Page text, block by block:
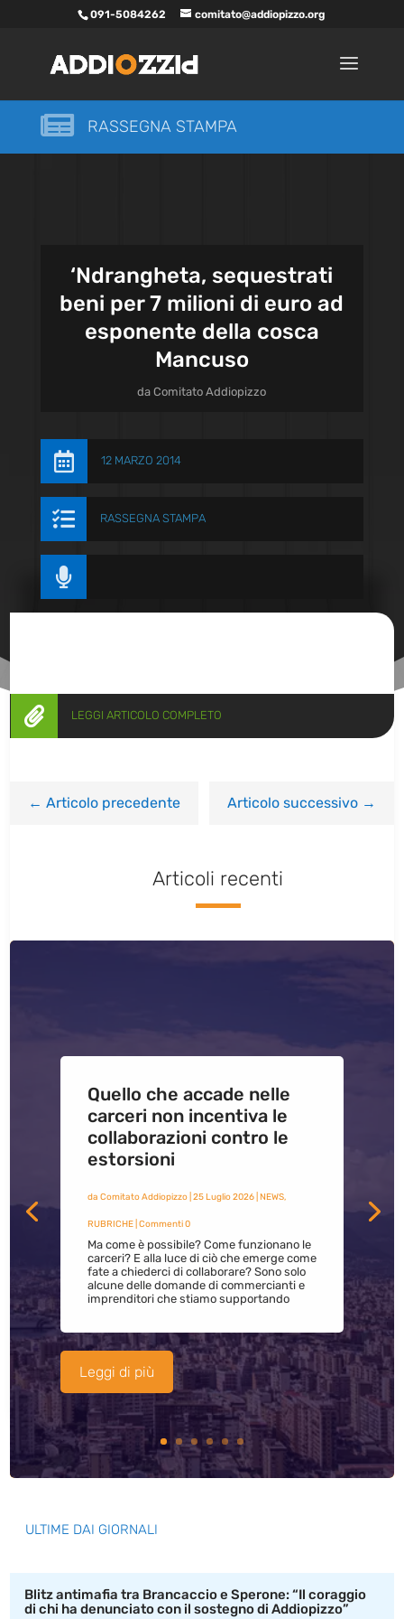
091-5084262 comitato@addiopizzo.org
 RASSEGNA STAMPA
‘Ndrangheta, sequestrati
beni per 7 milioni di euro ad
esponente della cosca
Mancuso
daComitato Addiopizzo
 12 MARZO 2014
 RASSEGNA STAMPA

 LEGGI ARTICOLO COMPLETO
←Articolo precedente Articolo successivo→
Articoli recenti
Quello che accade nelle
carceri non incentiva le
collaborazioni contro le
estorsioni
da Comitato Addiopizzo| 25 Luglio 2026| NEWS,
RUBRICHE| Commenti 0
Ma come è possibile? Come funzionano le
carceri? E alla luce di ciò che emerge come
fate a chiederci di collaborare? Sono solo
alcune delle domande di commercianti e
imprenditori che stiamo supportando
Leggi di più
ULTIME DAI GIORNALI
Blitz antimafia tra Brancaccio e Sperone: “Il coraggio
di chi ha denunciato con il sostegno di Addiopizzo”